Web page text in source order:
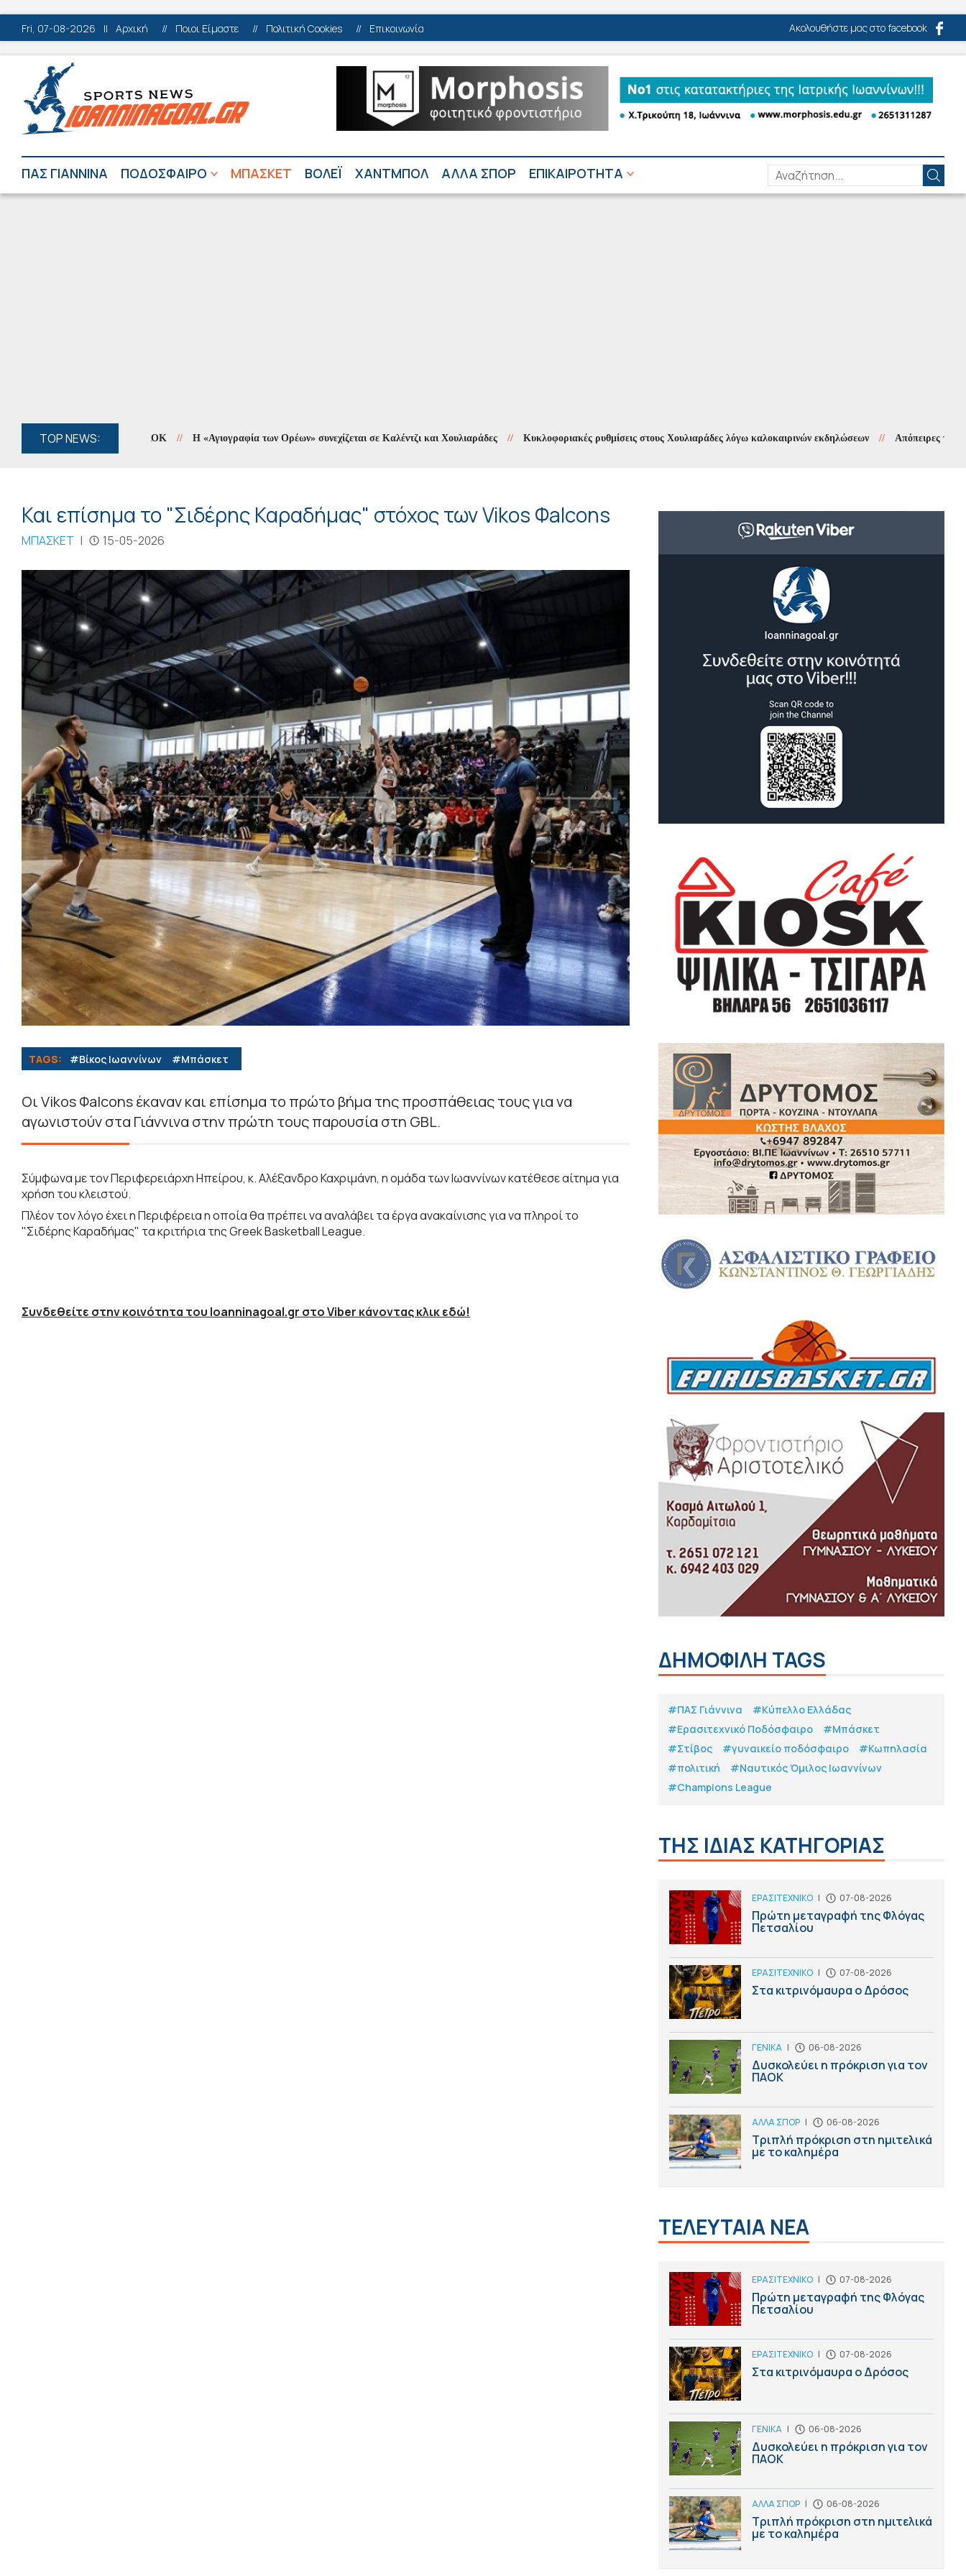
Fri, 07-08-2026 || Αρχική // Ποιοι Είμαστε // Πολιτική Cookies // Επικοινωνία Ακολουθήστε μας στο facebook
ΠΑΣ ΓΙΑΝΝΙΝΑ ΠΟΔΟΣΦΑΙΡΟ ΜΠΑΣΚΕΤ ΒΟΛΕΪ ΧΑΝΤΜΠΟΛ ΑΛΛΑ ΣΠΟΡ ΕΠΙΚΑΙΡΟΤΗΤΑ
TOP NEWS: Η «Αγιογραφία των Ορέων» συνεχίζεται σε Καλέντζι και Χουλιαράδες // Κυκλοφοριακές ρυθμίσεις στους Χουλιαράδες λόγω καλοκαιρινών εκδηλώσεων // Απόπειρες
Και επίσημα το "Σιδέρης Καραδήμας" στόχος των Vikos Φalcons
ΜΠΑΣΚΕΤ | 15-05-2026
TAGS: #Βίκος Ιωαννίνων #Μπάσκετ
Οι Vikos Φalcons έκαναν και επίσημα το πρώτο βήμα της προσπάθειας τους για να
αγωνιστούν στα Γιάννινα στην πρώτη τους παρουσία στη GBL.
Σύμφωνα με τον Περιφερειάρχη Ηπείρου, κ. Αλέξανδρο Καχριμάνη, η ομάδα των Ιωαννίνων κατέθεσε αίτημα για
χρήση του κλειστού.
Πλέον τον λόγο έχει η Περιφέρεια η οποία θα πρέπει να αναλάβει τα έργα ανακαίνισης για να πληροί το
"Σιδέρης Καραδήμας" τα κριτήρια της Greek Basketball League.
Συνδεθείτε στην κοινότητα του Ioanninagoal.gr στο Viber κάνοντας κλικ εδώ!
ΔΗΜΟΦΙΛΗ TAGS
#ΠΑΣ Γιάννινα
#Κύπελλο Ελλάδας
#Eρασιτεχνικό Ποδόσφαιρο
#Μπάσκετ
#Στίβος
#γυναικείο ποδόσφαιρο
#Κωπηλασία
#πολιτική
#Ναυτικός Όμιλος Ιωαννίνων
#Champions League
ΤΗΣ ΙΔΙΑΣ ΚΑΤΗΓΟΡΙΑΣ
ΕΡΑΣΙΤΕΧΝΙΚΟ | 07-08-2026
Πρώτη μεταγραφή της Φλόγας
Πετσαλίου
ΕΡΑΣΙΤΕΧΝΙΚΟ | 07-08-2026
Στα κιτρινόμαυρα ο Δρόσος
ΓΕΝΙΚΑ | 06-08-2026
Δυσκολεύει η πρόκριση για τον
ΠΑΟΚ
ΑΛΛΑ ΣΠΟΡ | 06-08-2026
Τριπλή πρόκριση στη ημιτελικά
με το καλημέρα
ΤΕΛΕΥΤΑΙΑ ΝΕΑ
ΕΡΑΣΙΤΕΧΝΙΚΟ | 07-08-2026
Πρώτη μεταγραφή της Φλόγας
Πετσαλίου
ΕΡΑΣΙΤΕΧΝΙΚΟ | 07-08-2026
Στα κιτρινόμαυρα ο Δρόσος
ΓΕΝΙΚΑ | 06-08-2026
Δυσκολεύει η πρόκριση για τον
ΠΑΟΚ
ΑΛΛΑ ΣΠΟΡ | 06-08-2026
Τριπλή πρόκριση στη ημιτελικά
με το καλημέρα